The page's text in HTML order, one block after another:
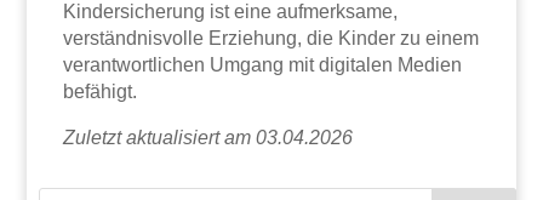
Kindersicherung ist eine aufmerksame,
verständnisvolle Erziehung, die Kinder zu einem
verantwortlichen Umgang mit digitalen Medien
befähigt.
Zuletzt aktualisiert am 03.04.2026